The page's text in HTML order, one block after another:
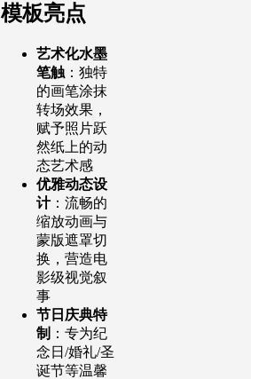
模板亮点
艺术化水墨
笔触 ：独特
的画笔涂抹
转场效果，
赋予照片跃
然纸上的动
态艺术感
优雅动态设
计：流畅的
缩放动画与
蒙版遮罩切
换，营造电
影级视觉叙
事
节日庆典特
制 ：专为纪
念日/婚礼/圣
诞节等温馨